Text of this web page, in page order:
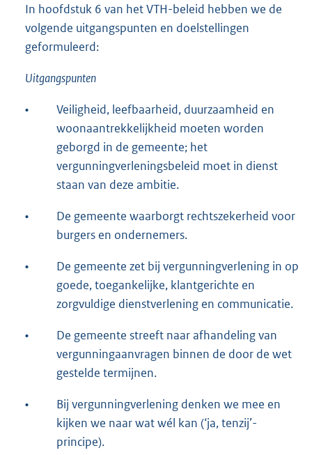
In hoofdstuk 6 van het VTH-beleid hebben we de
volgende uitgangspunten en doelstellingen
geformuleerd:
Uitgangspunten
•
Veiligheid, leefbaarheid, duurzaamheid en
woonaantrekkelijkheid moeten worden
geborgd in de gemeente; het
vergunningverleningsbeleid moet in dienst
staan van deze ambitie.
•
De gemeente waarborgt rechtszekerheid voor
burgers en ondernemers.
•
De gemeente zet bij vergunningverlening in op
goede, toegankelijke, klantgerichte en
zorgvuldige dienstverlening en communicatie.
•
De gemeente streeft naar afhandeling van
vergunningaanvragen binnen de door de wet
gestelde termijnen.
•
Bij vergunningverlening denken we mee en
kijken we naar wat wél kan (‘ja, tenzij’-
principe).